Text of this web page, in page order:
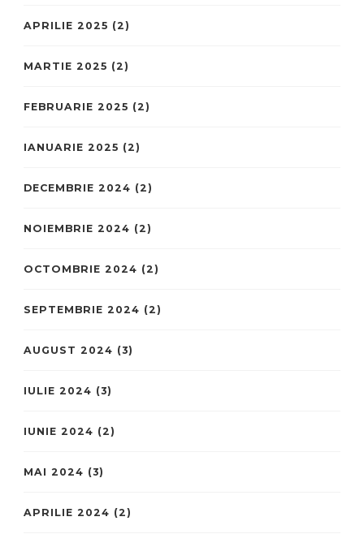
APRILIE 2025 (2)
MARTIE 2025 (2)
FEBRUARIE 2025 (2)
IANUARIE 2025 (2)
DECEMBRIE 2024 (2)
NOIEMBRIE 2024 (2)
OCTOMBRIE 2024 (2)
SEPTEMBRIE 2024 (2)
AUGUST 2024 (3)
IULIE 2024 (3)
IUNIE 2024 (2)
MAI 2024 (3)
APRILIE 2024 (2)